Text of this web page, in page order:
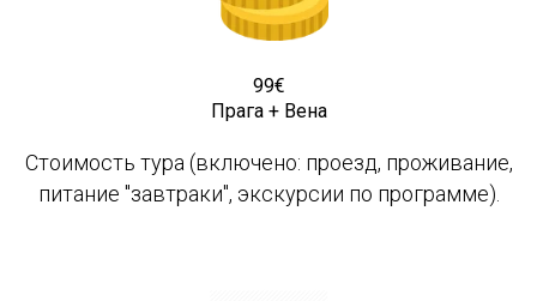
99€
Прага + Вена
Стоимость тура (включено: проезд, проживание,
питание "завтраки", экскурсии по программе).